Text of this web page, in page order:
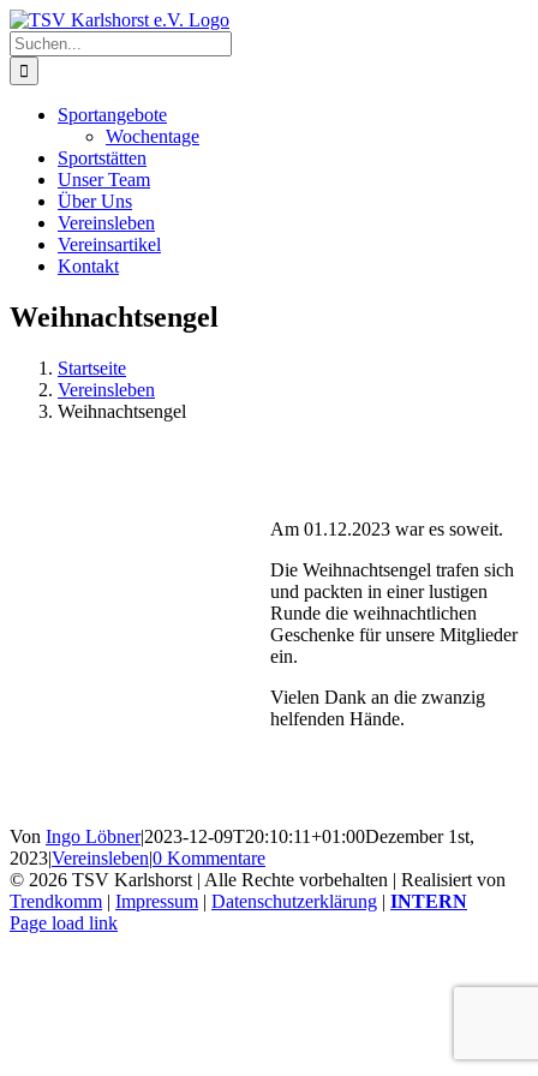
Zum
Inhalt
springen
Suche
nach:
Sportangebote
Wochentage
Sportstätten
Unser Team
Über Uns
Vereinsleben
Vereinsartikel
Kontakt
Weihnachtsengel
Startseite
Vereinsleben
Weihnachtsengel
Am 01.12.2023 war es soweit.
Die Weihnachtsengel trafen sich
und packten in einer lustigen
Runde die weihnachtlichen
Geschenke für unsere Mitglieder
ein.
Vielen Dank an die zwanzig
helfenden Hände.
Von Ingo Löbner|2023-12-09T20:10:11+01:00Dezember 1st,
2023|Vereinsleben|0 Kommentare
© 2026 TSV Karlshorst | Alle Rechte vorbehalten | Realisiert von
Trendkomm | Impressum | Datenschutzerklärung | INTERN
Page load link